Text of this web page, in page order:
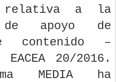
relativa a la
de apoyo de
contenido –
20/2016.
MEDIA ha